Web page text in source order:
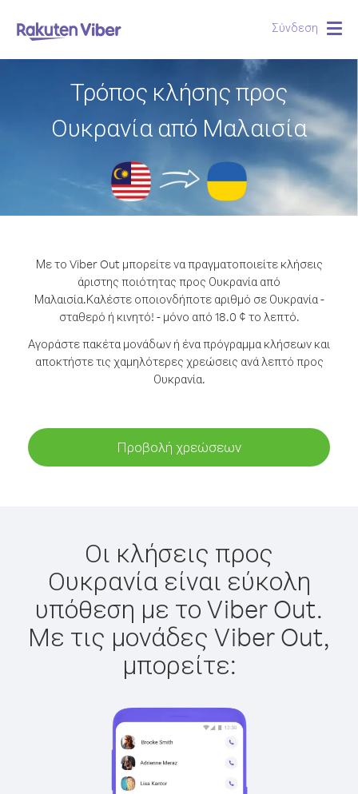
Σύνδεση
Τρόπος κλήσης προς
Ουκρανία από Μαλαισία
Με το Viber Out μπορείτε να πραγματοποιείτε κλήσεις
άριστης ποιότητας προς Ουκρανία από
Μαλαισία.Καλέστε οποιονδήποτε αριθμό σε Ουκρανία -
σταθερό ή κινητό! - μόνο από 18.0 ¢ το λεπτό.
Αγοράστε πακέτα μονάδων ή ένα πρόγραμμα κλήσεων και
αποκτήστε τις χαμηλότερες χρεώσεις ανά λεπτό προς
Ουκρανία.
Προβολή χρεώσεων
Οι κλήσεις προς
Ουκρανία είναι εύκολη
υπόθεση με το Viber Out.
Με τις μονάδες Viber Out,
μπορείτε: